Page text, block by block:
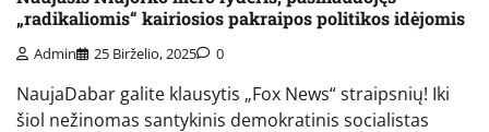
„radikaliomis“ kairiosios pakraipos politikos idėjomis
Admin 25 Birželio, 2025 0
NaujaDabar galite klausytis „Fox News“ straipsnių! Iki
šiol nežinomas santykinis demokratinis socialistas